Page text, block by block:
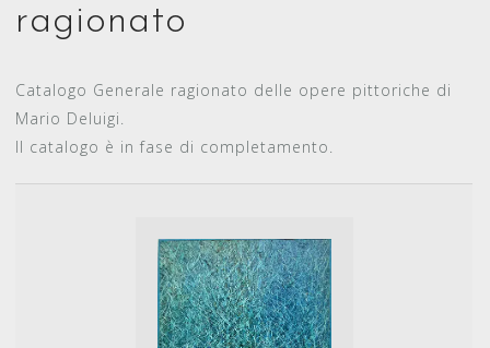
ragionato
Catalogo Generale ragionato delle opere pittoriche di
Mario Deluigi.
Il catalogo è in fase di completamento.